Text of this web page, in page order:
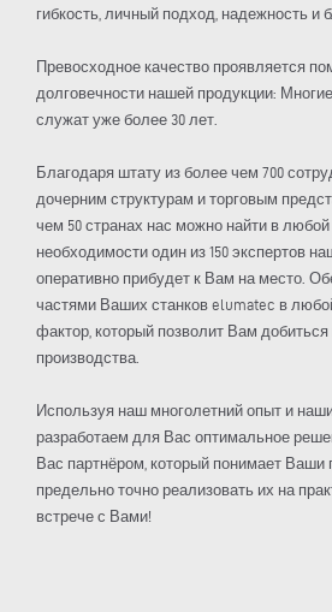
гибкость, личный подход, надежность и
Превосходное качество проявляется
долговечности нашей продукции:
служат уже более 30 лет.
Благодаря штату из более чем 700
дочерним структурам и торговым
чем 50 странах нас можно найти в
необходимости один из 150 экспертов
оперативно прибудет к Вам на место.
частями Ваших станков elumatec в
фактор, который позволит Вам
производства.
Используя наш многолетний опыт и
разработаем для Вас оптимальное
Вас партнёром, который понимает Ваши
предельно точно реализовать их на
встрече с Вами!